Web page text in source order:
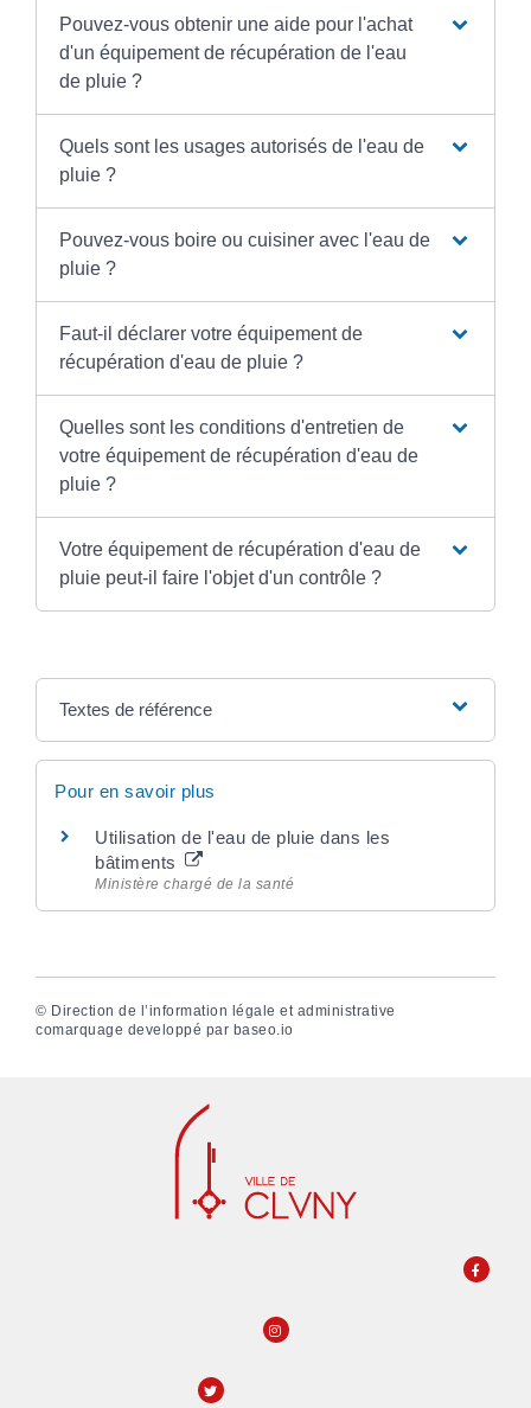
Pouvez-vous obtenir une aide pour l'achat
d'un équipement de récupération de l'eau
de pluie ?
Quels sont les usages autorisés de l'eau de
pluie ?
Pouvez-vous boire ou cuisiner avec l'eau de
pluie ?
Faut-il déclarer votre équipement de
récupération d'eau de pluie ?
Quelles sont les conditions d'entretien de
votre équipement de récupération d'eau de
pluie ?
Votre équipement de récupération d'eau de
pluie peut-il faire l'objet d'un contrôle ?
Textes de référence
Pour en savoir plus
Utilisation de l'eau de pluie dans les
bâtiments
Ministère chargé de la santé
© Direction de l’information légale et administrative
comarquage developpé par baseo.io